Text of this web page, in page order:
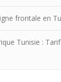
frontale en
Tunisie :